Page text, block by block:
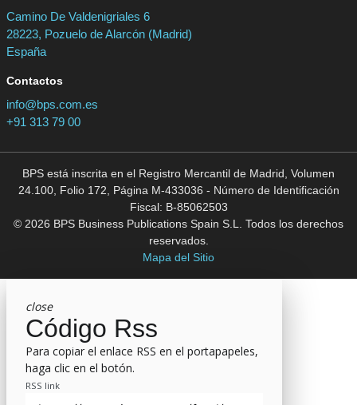
Camino De Valdenigriales 6
28223, Pozuelo de Alarcón (Madrid)
España
Contactos
info@bps.com.es
+91 313 79 00
BPS está inscrita en el Registro Mercantil de Madrid, Volumen
24.100, Folio 172, Página M-433036 - Número de Identificación
Fiscal: B-85062503
© 2026 BPS Business Publications Spain S.L. Todos los derechos
reservados.
Mapa del Sitio
close
Código Rss
Para copiar el enlace RSS en el portapapeles,
haga clic en el botón.
RSS link